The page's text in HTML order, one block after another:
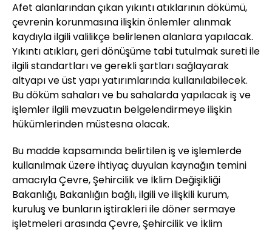
Afet alanlarından çıkan yıkıntı atıklarının dökümü,
çevrenin korunmasına ilişkin önlemler alınmak
kaydıyla ilgili valilikçe belirlenen alanlara yapılacak.
Yıkıntı atıkları, geri dönüşüme tabi tutulmak sureti ile
ilgili standartları ve gerekli şartları sağlayarak
altyapı ve üst yapı yatırımlarında kullanılabilecek.
Bu döküm sahaları ve bu sahalarda yapılacak iş ve
işlemler ilgili mevzuatın belgelendirmeye ilişkin
hükümlerinden müstesna olacak.
Bu madde kapsamında belirtilen iş ve işlemlerde
kullanılmak üzere ihtiyaç duyulan kaynağın temini
amacıyla Çevre, Şehircilik ve İklim Değişikliği
Bakanlığı, Bakanlığın bağlı, ilgili ve ilişkili kurum,
kuruluş ve bunların iştirakleri ile döner sermaye
işletmeleri arasında Çevre, Şehircilik ve İklim